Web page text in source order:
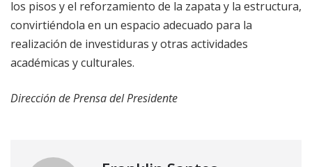
los pisos y el reforzamiento de la zapata y la estructura,
convirtiéndola en un espacio adecuado para la
realización de investiduras y otras actividades
académicas y culturales.
Dirección de Prensa del Presidente